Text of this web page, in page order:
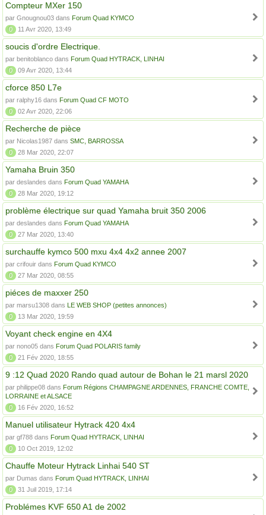
Compteur MXer 150
par Gnougnou03 dans Forum Quad KYMCO
0
11 Avr 2020, 13:49
soucis d'ordre Electrique.
par benitoblanco dans Forum Quad HYTRACK, LINHAI
0
09 Avr 2020, 13:44
cforce 850 L7e
par ralphy16 dans Forum Quad CF MOTO
0
02 Avr 2020, 22:06
Recherche de pièce
par Nicolas1987 dans SMC, BARROSSA
0
28 Mar 2020, 22:07
Yamaha Bruin 350
par deslandes dans Forum Quad YAMAHA
0
28 Mar 2020, 19:12
problème électrique sur quad Yamaha bruit 350 2006
par deslandes dans Forum Quad YAMAHA
0
27 Mar 2020, 13:40
surchauffe kymco 500 mxu 4x4 4x2 annee 2007
par crifouir dans Forum Quad KYMCO
0
27 Mar 2020, 08:55
piéces de maxxer 250
par marsu1308 dans LE WEB SHOP (petites annonces)
0
13 Mar 2020, 19:59
Voyant check engine en 4X4
par nono05 dans Forum Quad POLARIS family
0
21 Fév 2020, 18:55
9 :12 Quad 2020 Rando quad autour de Bohan le 21 marsl 2020
par philippe08 dans Forum Régions CHAMPAGNE ARDENNES, FRANCHE COMTE,
LORRAINE et ALSACE
0
16 Fév 2020, 16:52
Manuel utilisateur Hytrack 420 4x4
par gf788 dans Forum Quad HYTRACK, LINHAI
0
10 Oct 2019, 12:02
Chauffe Moteur Hytrack Linhai 540 ST
par Dumas dans Forum Quad HYTRACK, LINHAI
0
31 Juil 2019, 17:14
Problémes KVF 650 A1 de 2002